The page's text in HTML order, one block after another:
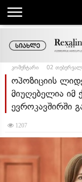
კომენტარი 02
ოპოზიციის
მიუღებელია იმ
ევროკავშირში
1207